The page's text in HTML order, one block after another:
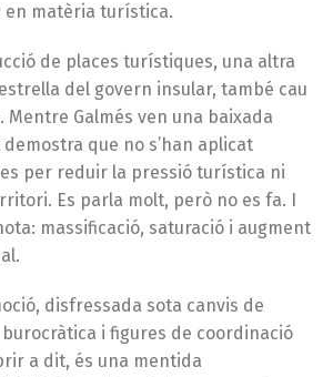
en matèria turística.
de places turístiques, una altra
del govern insular, també cau
Mentre Galmés ven una baixada
que no s’han aplicat
per reduir la pressió turística ni
Es parla molt, però no es fa. I
massificació, saturació i augment
disfressada sota canvis de
i figures de coordinació
a dit, és una mentida